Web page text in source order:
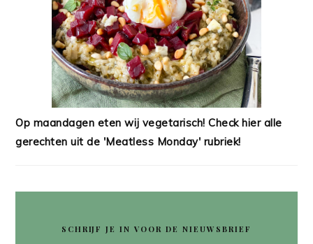
Op maandagen eten wij vegetarisch! Check hier alle
gerechten uit de 'Meatless Monday' rubriek!
SCHRIJF JE IN VOOR DE NIEUWSBRIEF